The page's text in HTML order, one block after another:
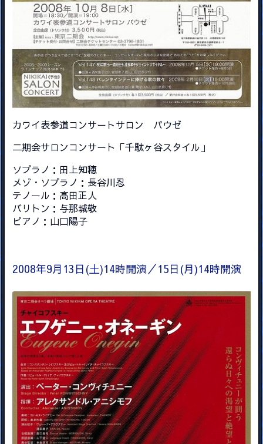
カワイ表参道コンサートサロン パウゼ
二期会サロンコンサート「千駄ヶ谷スタイル」
ソプラノ：田上知穂
メゾ・ソプラノ：長谷川忍
テノール：高田正人
バリトン：与那城敬
ピアノ：山口陽子
2008年9月13日(土)14時開演／15日(月)14時開演